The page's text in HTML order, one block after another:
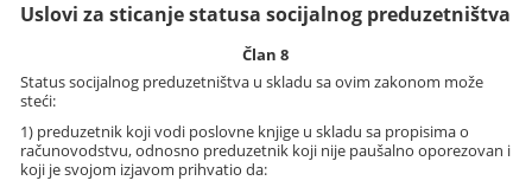
Uslovi za sticanje statusa socijalnog preduzetništva
Član 8
Status socijalnog preduzetništva u skladu sa ovim zakonom može
steći:
1) preduzetnik koji vodi poslovne knjige u skladu sa propisima o
računovodstvu, odnosno preduzetnik koji nije paušalno oporezovan i
koji je svojom izjavom prihvatio da: